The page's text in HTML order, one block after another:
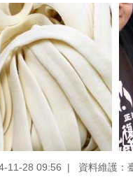
11-28 09:56 資料維護：